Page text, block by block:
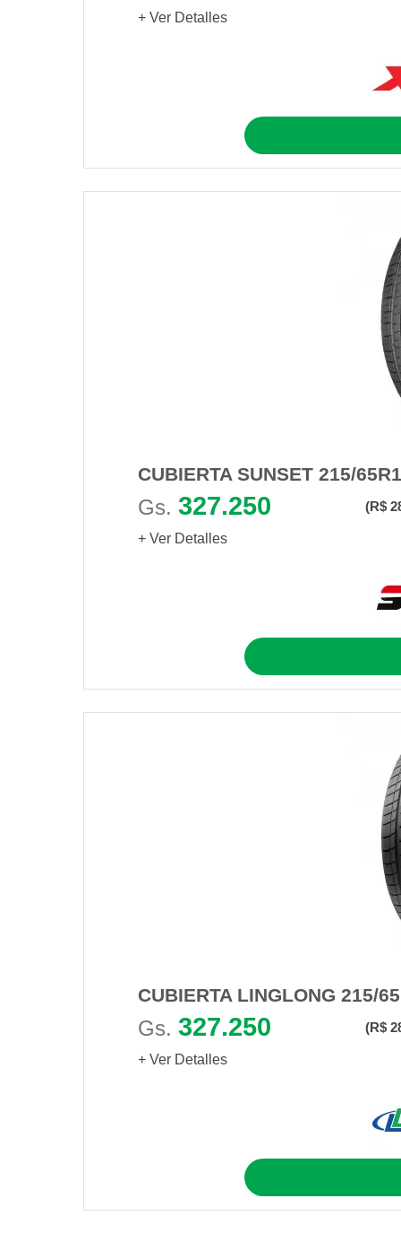
+ Ver Detalles
CUBIERTA SUNSET 215/
Gs. 327.250 (R$
+ Ver Detalles
CUBIERTA LINGLONG 215/
Gs. 327.250 (R$
+ Ver Detalles